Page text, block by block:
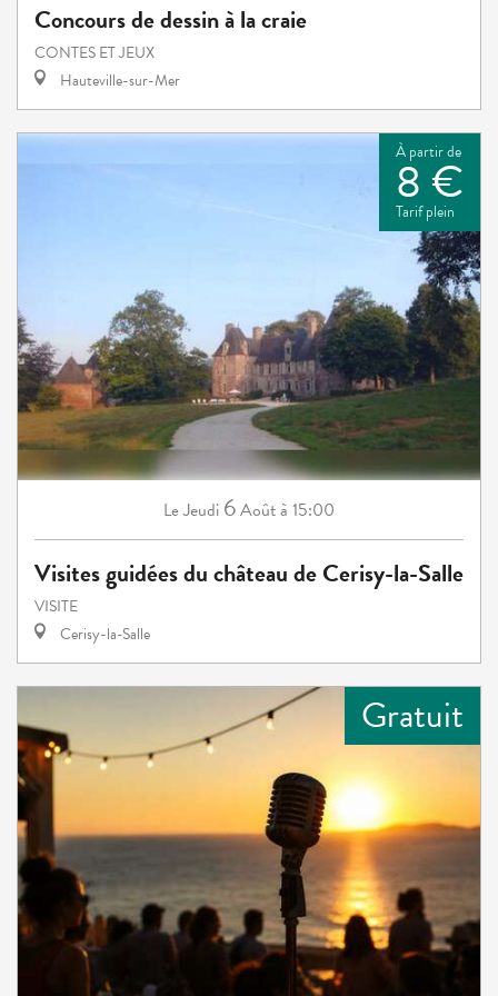
Concours de dessin à la craie
CONTES ET JEUX
Hauteville-sur-Mer
À partir de
8 €
Tarif plein
LeJeudi 6Aoûtà 15:00
Visites guidées du château de Cerisy-la-Salle
VISITE
Cerisy-la-Salle
Gratuit